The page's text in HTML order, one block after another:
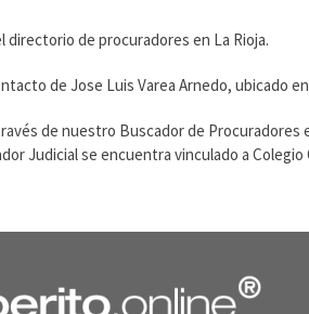
directorio de procuradores en La Rioja.
de Jose Luis Varea Arnedo, ubicado
de nuestro Buscador de
Judicial se encuentra vinculado a